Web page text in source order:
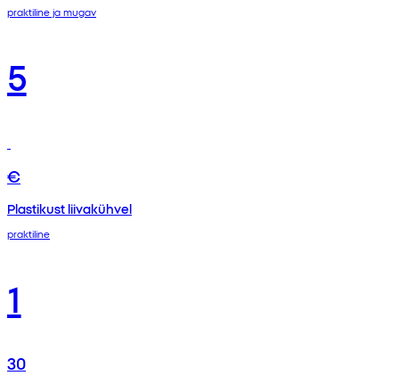
praktiline ja mugav
5
€
Plastikust liivakühvel
praktiline
1
30